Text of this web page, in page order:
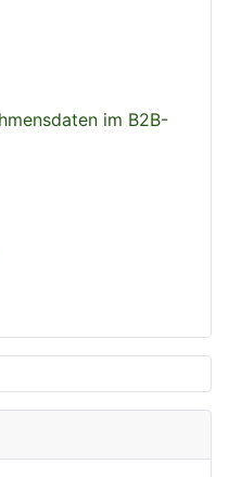
im B2B-